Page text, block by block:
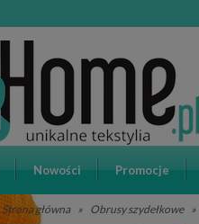
Nowości Promocje
Strona główna » Obrusy szydełkowe »